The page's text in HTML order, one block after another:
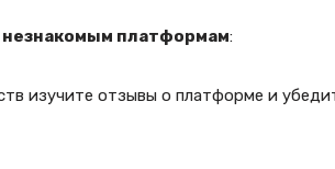
платформам:
изучите отзывы о платформе и